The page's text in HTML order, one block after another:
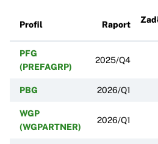
Profil Raport
PFG
(PREFAGRP)
2025/Q4
PBG 2026/Q1
WGP
(WGPARTNER)
2026/Q1